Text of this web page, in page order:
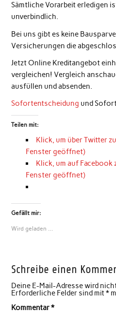
Sämtliche Vorarbeit erledigen
unverbindlich.
Bei uns gibt es keine
Versicherungen die
Jetzt Online Kreditangebot
vergleichen! Vergleich
ausfüllen und absenden.
Sofortentscheidung und
Teilen mit:
Klick, um über Twitter
Fenster geöffnet)
Klick, um auf Facebook
Fenster geöffnet)
Gefällt mir:
Wird geladen …
Schreibe einen
Deine E-Mail-Adresse wird
Erforderliche Felder sind mit*
Kommentar*